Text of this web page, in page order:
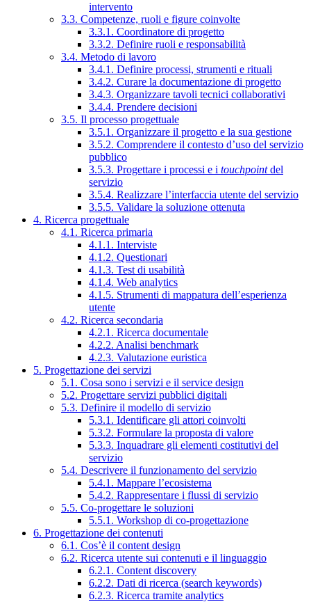
intervento
3.3. Competenze, ruoli e figure coinvolte
3.3.1. Coordinatore di progetto
3.3.2. Definire ruoli e responsabilità
3.4. Metodo di lavoro
3.4.1. Definire processi, strumenti e rituali
3.4.2. Curare la documentazione di progetto
3.4.3. Organizzare tavoli tecnici collaborativi
3.4.4. Prendere decisioni
3.5. Il processo progettuale
3.5.1. Organizzare il progetto e la sua gestione
3.5.2. Comprendere il contesto d’uso del servizio
pubblico
3.5.3. Progettare i processi e i touchpointdel
servizio
3.5.4. Realizzare l’interfaccia utente del servizio
3.5.5. Validare la soluzione ottenuta
4. Ricerca progettuale
4.1. Ricerca primaria
4.1.1. Interviste
4.1.2. Questionari
4.1.3. Test di usabilità
4.1.4. Web analytics
4.1.5. Strumenti di mappatura dell’esperienza
utente
4.2. Ricerca secondaria
4.2.1. Ricerca documentale
4.2.2. Analisi benchmark
4.2.3. Valutazione euristica
5. Progettazione dei servizi
5.1. Cosa sono i servizi e il service design
5.2. Progettare servizi pubblici digitali
5.3. Definire il modello di servizio
5.3.1. Identificare gli attori coinvolti
5.3.2. Formulare la proposta di valore
5.3.3. Inquadrare gli elementi costitutivi del
servizio
5.4. Descrivere il funzionamento del servizio
5.4.1. Mappare l’ecosistema
5.4.2. Rappresentare i flussi di servizio
5.5. Co-progettare le soluzioni
5.5.1. Workshop di co-progettazione
6. Progettazione dei contenuti
6.1. Cos’è il content design
6.2. Ricerca utente sui contenuti e il linguaggio
6.2.1. Content discovery
6.2.2. Dati di ricerca (search keywords)
6.2.3. Ricerca tramite analytics